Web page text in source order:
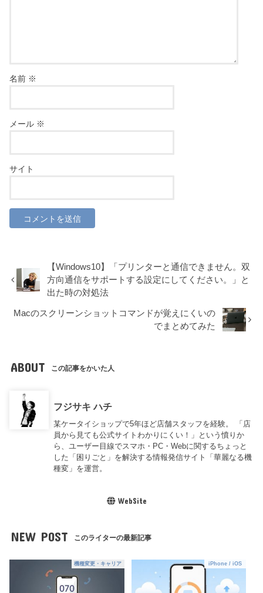
名前 ※
メール ※
サイト
【Windows10】「プリンターと通信できません。双
方向通信をサポートする設定にしてください。」と
出た時の対処法
Macのスクリーンショットコマンドが覚えにくいの
でまとめてみた
ABOUT この記事をかいた人
フジサキ ハチ
某ケータイショップで5年ほど店舗スタッフを経験。 「店
員から見ても公式サイトわかりにくい！」という憤りか
ら、ユーザー目線でスマホ・PC・Webに関するちょっと
した「困りごと」を解決する情報発信サイト「華麗なる機
種変」を運営。
WebSite
NEW POST このライターの最新記事
機種変更・キャリア iPhone / iOS